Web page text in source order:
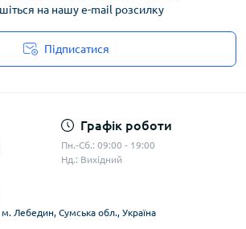
на нашу e-mail розсилку
Підписатися
Графік роботи
Пн.-Сб.: 09:00 - 19:00
Нд.: Вихідний
Лебедин, Сумська обл., Україна